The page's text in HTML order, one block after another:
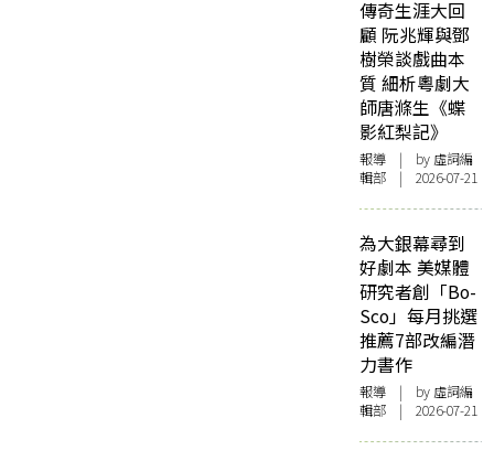
傳奇生涯大回
顧 阮兆輝與鄧
樹榮談戲曲本
質 細析粵劇大
師唐滌生《蝶
影紅梨記》
報導 | by 虛詞編
輯部 | 2026-07-21
為大銀幕尋到
好劇本 美媒體
研究者創「Bo-
Sco」每月挑選
推薦7部改編潛
力書作
報導 | by 虛詞編
輯部 | 2026-07-21